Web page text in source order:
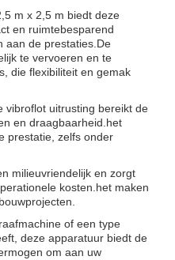
m x 2,5 m biedt deze
en ruimtebesparend
aan de prestaties.De
te vervoeren en te
die flexibiliteit en gemak
vibroflot uitrusting bereikt de
en draagbaarheid.het
prestatie, zelfs onder
milieuvriendelijk en zorgt
kosten.het maken
of een type
deze apparatuur biedt de
om aan uw